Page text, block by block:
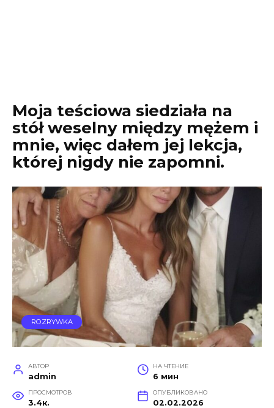
Moja teściowa siedziała na
stół weselny między mężem i
mnie, więc dałem jej lekcja,
której nigdy nie zapomni.
ROZRYWKA
АВТОР
admin
НА ЧТЕНИЕ
6 мин
ПРОСМОТРОВ
3.4к.
ОПУБЛИКОВАНО
02.02.2026